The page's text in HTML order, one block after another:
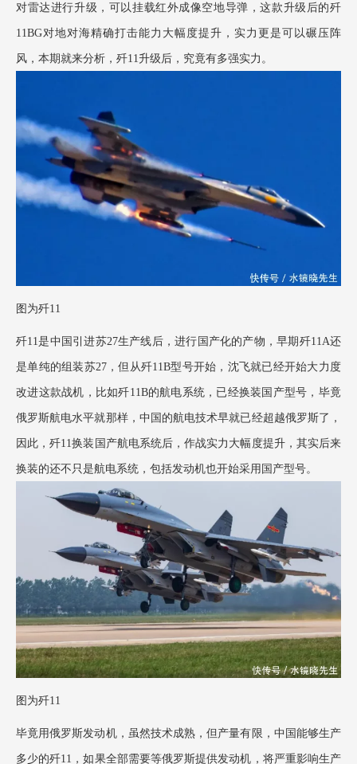
对雷达进行升级，可以挂载红外成像空地导弹，这款升级后的歼
11BG对地对海精确打击能力大幅度提升，实力更是可以碾压阵
风，本期就来分析，歼11升级后，究竟有多强实力。
图为歼11
歼11是中国引进苏27生产线后，进行国产化的产物，早期歼11A还
是单纯的组装苏27，但从歼11B型号开始，沈飞就已经开始大力度
改进这款战机，比如歼11B的航电系统，已经换装国产型号，毕竟
俄罗斯航电水平就那样，中国的航电技术早就已经超越俄罗斯了，
因此，歼11换装国产航电系统后，作战实力大幅度提升，其实后来
换装的还不只是航电系统，包括发动机也开始采用国产型号。
图为歼11
毕竟用俄罗斯发动机，虽然技术成熟，但产量有限，中国能够生产
多少的歼11，如果全部需要等俄罗斯提供发动机，将严重影响生产